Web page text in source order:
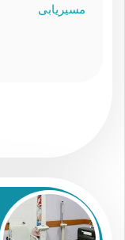
مسیریابی